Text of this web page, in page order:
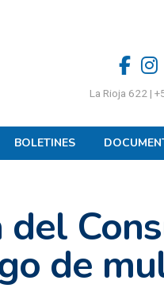
La Rioja 622 |
BOLETINES
del
de